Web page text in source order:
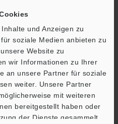
und Anzeigen zu
soziale Medien anbieten zu
Website zu
wir Informationen zu Ihrer
an unsere Partner für soziale
weiter. Unsere Partner
mit weiteren
bereitgestellt haben oder
der Dienste gesammelt